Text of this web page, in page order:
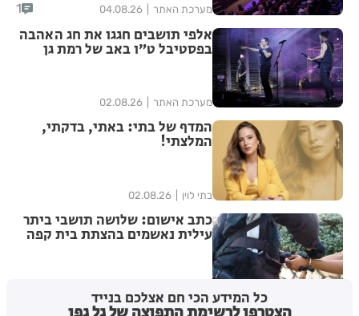
מערכת האתר 04.08.26
1
אלפי תושבים חגגו את חג האהבה
בפסטיבל ט״ו באב של רמת גן
מערכת האתר 02.08.26
המדף של בתי: באתי, בדקתי,
המלצתי!
בתי לוין 02.08.26
כתב אישום: שלושה תושבי ביתר
עילית נאשמים בהצתת בית קפה
כל המידע הכי חם אצלכם בנייד